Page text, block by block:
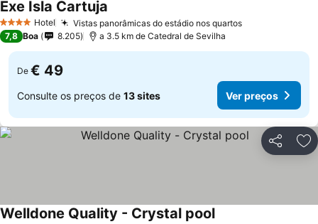
4 EstrelasHotel Vistas panorâmicas do estádio nos quartos
Exe Isla Cartuja
7,8 Boa 8.205 a 3.5 km de Catedral de Sevilha
De € 49
Consulte os preços de 13 sites Ver preços
Partilhar
Welldone Quality - Crystal pool